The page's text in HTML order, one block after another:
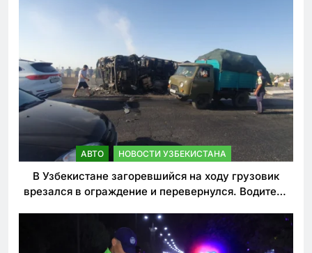
АВТО НОВОСТИ УЗБЕКИСТАНА
В Узбекистане загоревшийся на ходу грузовик
врезался в ограждение и перевернулся. Водитель